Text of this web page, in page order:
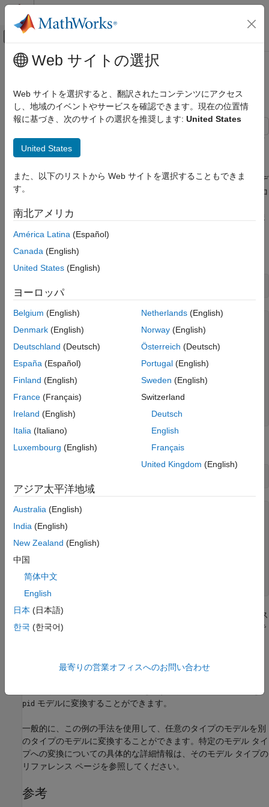
コンテンツへスキップ
オフキャンバス ナビゲーション メ
ドキュメンテーションのホーム
Control System Toolbox
動的システム モデル
モデル タイプの変換
モデル タイプの別のタイプへの変換
項目一覧
メインコンテンツ
モデル タイプの別のタイプへの変
換
この例では、数値 LTI モデルをあるタイプ (
(tf) に変換する方法を示します。
通常、ターゲット タイプのモデル作成コマンドを使用して、モデ
ルをあるタイプから別のタイプに変換できます。たとえば、
コ
マンドを使用して
す。
PID コントローラーを作成します。
             1
  Kp + Ki * --- + Kd * s
             s
  with Kp = 1, Ki = 1.5, Kd = 3
Continuous-time PID controller in parallel form.
pid_sysを伝達関数モデルに変換します。
C =
  3 s^2 + s + 1.5
  ---------------
Continuous-time transfer function.
Cはpid_sys
と同じダイナミクス
がありますが、動的パラメーターを比例、積分、微分のゲインで
tfモデル オブジェクトが
pid モデルに変換することができます。
一般的に、この例の手法を使用して、任意のタイプのモデルを別
のタイプのモデルに変換することができます。特定のモデル タイ
プへの変換についての具体的な詳細情報は、そのモデル タイプの
リファレンス ページを参照してください。
参考
Web サイトの選択
Web サイトを選択すると、翻訳されたコンテンツにアクセス
し、地域のイベントやサービスを確認できます。現在の位置情
報に基づき、次のサイトの選択を推奨します: United States
United States
また、以下のリストから Web サイトを選択することもできま
す。
南北アメリカ
América Latina (Español)
Canada (English)
United States (English)
ヨーロッパ
Belgium (English)
Denmark (English)
Deutschland (Deutsch)
España (Español)
Finland (English)
France (Français)
Ireland (English)
Italia (Italiano)
Luxembourg (English)
Netherlands(English)
Norway(English)
Österreich (Deutsch)
Portugal(English)
Sweden (English)
Switzerland
Deutsch
English
Français
United Kingdom (English)
アジア太平洋地域
Australia (English)
India (English)
New Zealand (English)
中国
简体中文
English
日本 (日本語)
한국 (한국어)
最寄りの営業オフィスへのお問い合わせ